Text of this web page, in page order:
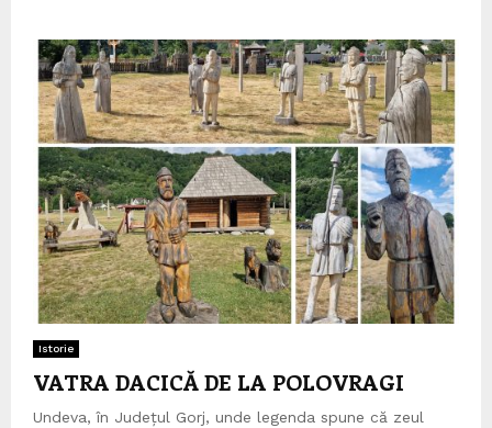
Istorie
VATRA DACICĂ DE LA POLOVRAGI
Undeva, în Județul Gorj, unde legenda spune că zeul